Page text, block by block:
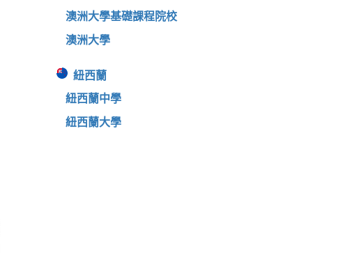
澳洲大學基礎課程院校
澳洲大學
紐西蘭
紐西蘭中學
紐西蘭大學